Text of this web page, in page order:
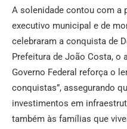
A solenidade contou com a
executivo municipal e de
celebraram a conquista de
Prefeitura de João Costa, o
Governo Federal reforça o
conquistas”, assegurando
investimentos em
também às famílias que